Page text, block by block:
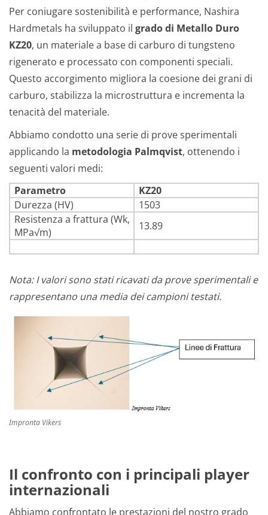
Per coniugare sostenibilità e performance, Nashira
Hardmetals ha sviluppato il grado di Metallo Duro
KZ20, un materiale a base di carburo di tungsteno
rigenerato e processato con componenti speciali.
Questo accorgimento migliora la coesione dei grani di
carburo, stabilizza la microstruttura e incrementa la
tenacità del materiale.
Abbiamo condotto una serie di prove sperimentali
applicando la metodologia Palmqvist, ottenendo i
seguenti valori medi:
Parametro
KZ20
Durezza (HV)
1503
Resistenza a frattura (Wk,
MPa√m)
13.89
Nota: I valori sono stati ricavati da prove sperimentali e
rappresentano una media dei campioni testati.
Impronta Vikers
Il confronto con i principali player
internazionali
Abbiamo confrontato le prestazioni del nostro grado